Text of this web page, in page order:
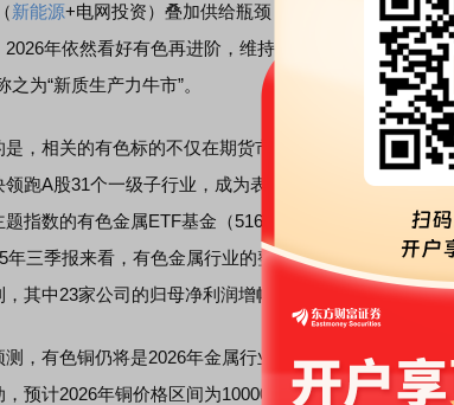
新能源+电网投资）叠加供给瓶颈，有色铜的价格中枢有
年依然看好有色再进阶，维持牛市格局，这一轮牛市
之为“新质生产力牛市”。
相关的有色标的不仅在期货市场成交火爆，在股市上
领跑A股31个一级子行业，成为表现最耀眼的板块之一。
指数的有色金属ETF基金（516650），今年以来涨幅达
年三季报来看，有色金属行业的整体业绩增长进一步提
其中23家公司的归母净利润增幅超过100%。
测，有色铜仍将是2026年金属行业最为确定的配置方向
预计2026年铜价格区间为10000~12000美元/吨，而且